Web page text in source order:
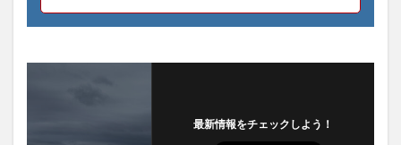
最新情報をチェックしよう！